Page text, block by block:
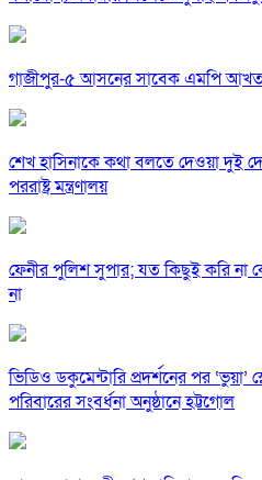
গাজীপুর-৫ আসনের সাবেক এমপি
শেখ হাসিনাকে কথা বলতে দেওয়া দুই
পররাষ্ট্র মন্ত্রণালয়
ফেনীর পুলিশ সুপার; যত কিছুই করি না
না
ভিডিও ডকুমেন্টারি প্রদর্শনের পর ‘ভুয়া’
পরিবারের সংবর্ধনা অনুষ্ঠানে হট্টগোল